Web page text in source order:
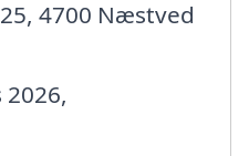
4700 Næstved